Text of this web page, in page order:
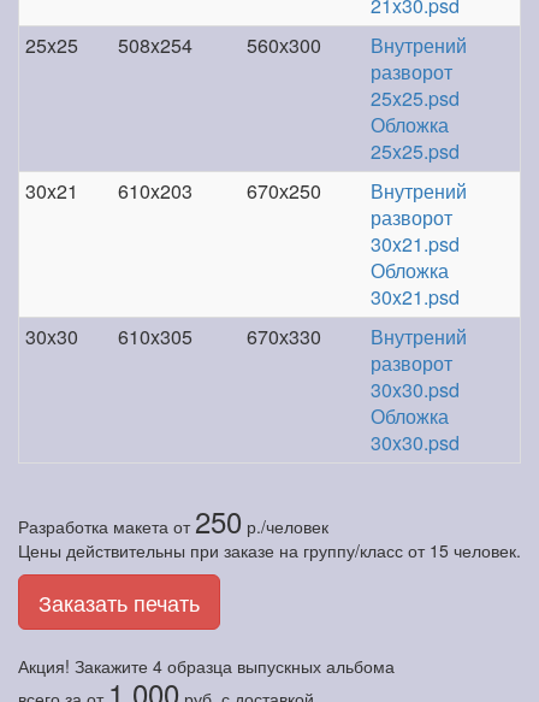
25x25
508x254 560х300
Внутрений
разворот
25x25.psd
Обложка
25x25.psd
30x21
610x203 670х250
Внутрений
разворот
30x21.psd
Обложка
30x21.psd
30x30
610x305 670х330
Внутрений
разворот
30x30.psd
Обложка
30x30.psd
Разработка макета от 250 р./человек
Цены действительны при заказе на группу/класс от 15 человек.
Заказать печать
Акция! Закажите 4 образца выпускных альбома
1 000